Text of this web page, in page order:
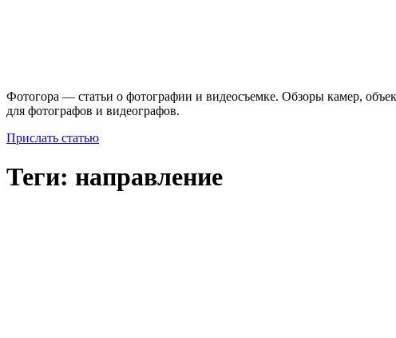
Фотогора — статьи о фотографии и видеосъемке. Обзоры камер,
для фотографов и видеографов.
Прислать статью
Теги: направление